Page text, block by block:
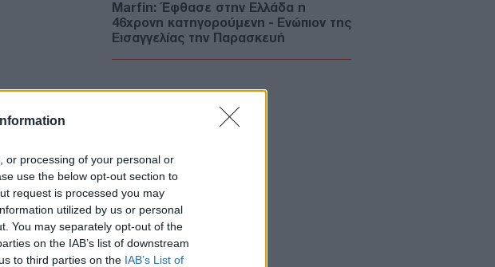
or processing of your personal or
use the below opt-out section to
request is processed you may
utilized by us or personal
You may separately opt-out of the
on the IAB’s list of downstream
to third parties on the IAB’s List of
Marfin: Έφθασε στην Ελλάδα η
46χρονη κατηγορούμενη - Ενώπιον της
Εισαγγελίας την Παρασκευή
κατασκευή του πρώτου ελληνικού
σύγχρονου δασοπυροσβεστικού
ΑΜΥΝΑ
06/08/26 - 22:17
ΓΕΕΘΑ: Σοβαρές τουρκικές
προκλήσεις στο Αιγαίο, με οπλισμένα
F-16, εμπλοκή, UAV και ATR-72!
ΕΛΛΑΔΑ